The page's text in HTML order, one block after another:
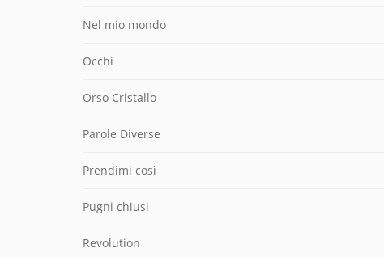
Nel mio mondo
Occhi
Orso Cristallo
Parole Diverse
Prendimi così
Pugni chiusi
Revolution